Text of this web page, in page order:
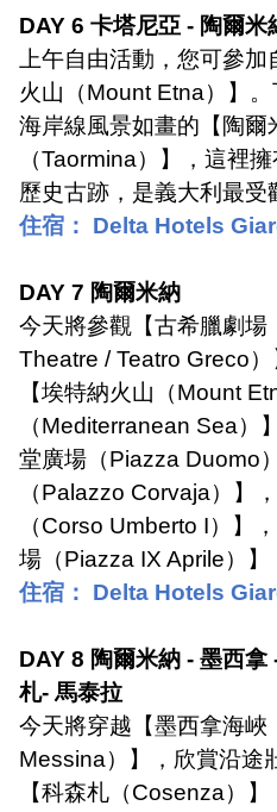
DAY 6 卡塔尼亞 - 陶爾米
上午自由活動，您可參
火山（Mount Etna）】
海岸線風景如畫的【陶爾
（Taormina）】，這裡
歷史古跡，是義大利最受
住宿：
Delta Hotels
DAY 7 陶爾米納
今天將參觀【古希臘劇場
Theatre / Teatro Greco
【埃特納火山（Mount
（Mediterranean Sea）
堂廣場（Piazza Duomo
（Palazzo Corvaja）】
（Corso Umberto I）】
場（Piazza IX Aprile）
住宿：
Delta Hotels
DAY 8 陶爾米納 - 墨西拿
札- 馬泰拉
今天將穿越【墨西拿海峽
Messina）】，欣賞沿途
【科森札（Cosenza）